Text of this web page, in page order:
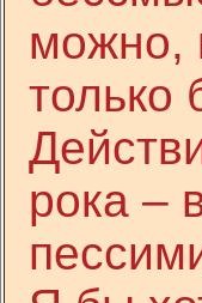
можно,
только
рока –